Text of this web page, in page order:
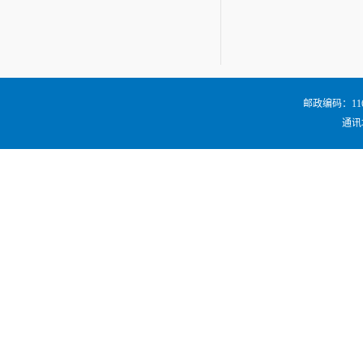
邮政编码：
通